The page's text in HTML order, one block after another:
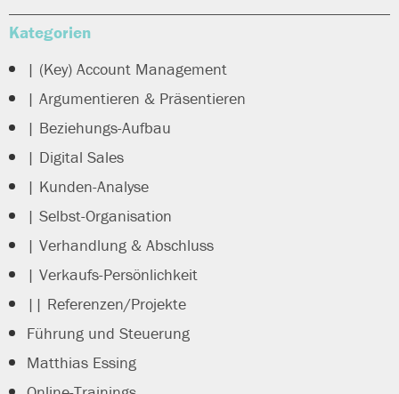
Kategorien
| (Key) Account Management
| Argumentieren & Präsentieren
| Beziehungs-Aufbau
| Digital Sales
| Kunden-Analyse
| Selbst-Organisation
| Verhandlung & Abschluss
| Verkaufs-Persönlichkeit
|| Referenzen/Projekte
Führung und Steuerung
Matthias Essing